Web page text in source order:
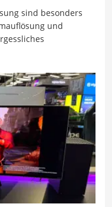
sind besonders
und